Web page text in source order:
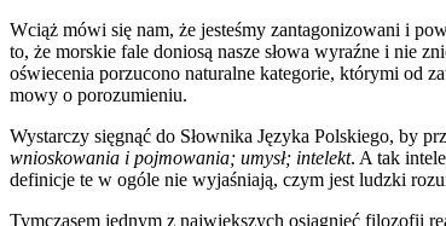
Wciąż mówi się nam, że jesteśmy zantagonizowani i
to, że morskie fale doniosą nasze słowa wyraźne i nie
oświecenia porzucono naturalne kategorie, którymi od
mowy o porozumieniu.
Wystarczy sięgnąć do Słownika Języka Polskiego, by
wnioskowania i pojmowania; umysł; intelekt. A tak
definicje te w ogóle nie wyjaśniają, czym jest ludzki
Tymczasem jednym z największych osiągnięć filozofii